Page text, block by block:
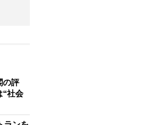
の評
“社会